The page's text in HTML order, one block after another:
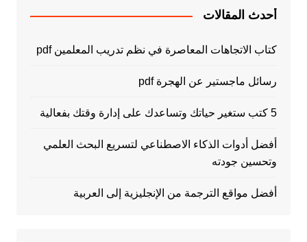
أحدث المقالات
كتاب الاتجاهات المعاصرة في نظم تدريب المعلمين pdf
رسائل ماجستير عن الهجرة pdf
5 كتب ستغير حياتك وتساعدك على إدارة وقتك بفعالية
أفضل أدوات الذكاء الاصطناعي لتسريع البحث العلمي
وتحسين جودته
أفضل مواقع الترجمة من الإنجليزية إلى العربية